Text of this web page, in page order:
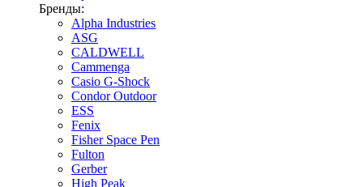
Бренды:
Alpha Industries
ASG
CALDWELL
Cammenga
Casio G-Shock
Condor Outdoor
ESS
Fenix
Fisher Space Pen
Fulton
Gerber
High Peak